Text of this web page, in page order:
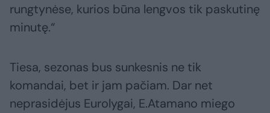
rungtynėse, kurios būna lengvos tik paskutinę
minutę.“
Tiesa, sezonas bus sunkesnis ne tik
komandai, bet ir jam pačiam. Dar net
neprasidėjus Eurolygai, E.Atamano miego